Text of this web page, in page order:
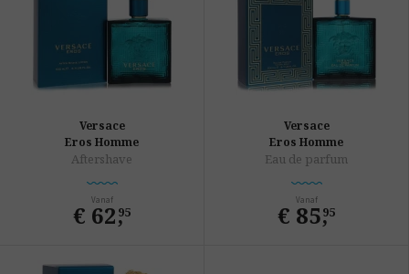
Versace
Eros Homme
Aftershave
Vanaf
€ 62,
95
Versace
Eros Homme
Eau de parfum
Vanaf
€ 85,
95